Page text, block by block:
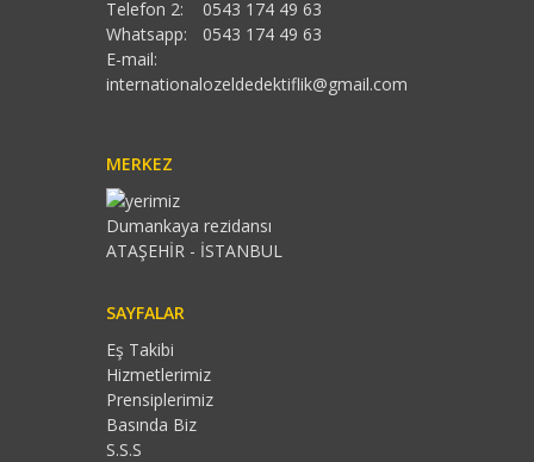
Telefon 2:
0543 174 49 63
Whatsapp:
0543 174 49 63
E-mail:
internationalozeldedektiflik@gmail.com
MERKEZ
Dumankaya rezidansı
ATAŞEHİR - İSTANBUL
SAYFALAR
Eş Takibi
Hizmetlerimiz
Prensiplerimiz
Basında Biz
S.S.S